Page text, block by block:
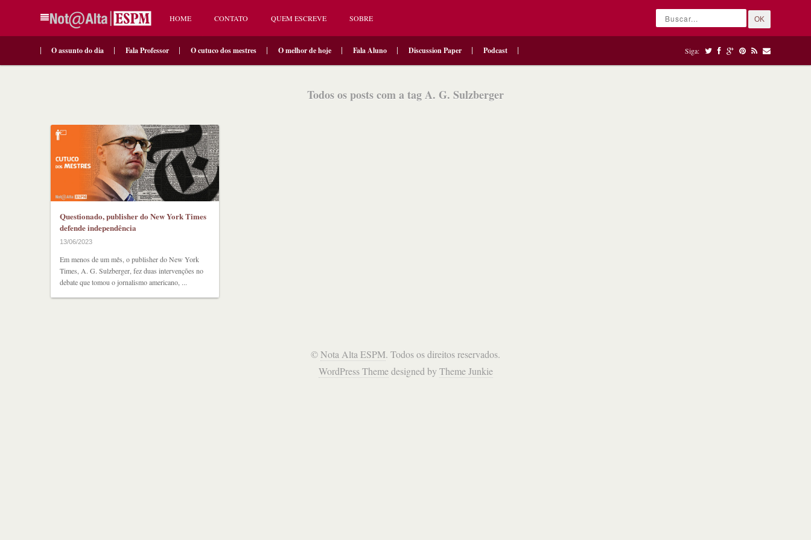
HOME CONTATO QUEM ESCREVE SOBRE OK
O assunto do dia Fala Professor O cutuco dos mestres O melhor de hoje Fala Aluno Discussion Paper Podcast Siga:
Todos os posts com a tag A. G. Sulzberger
Questionado, publisher do New York Times
defende independência
13/06/2023
Em menos de um mês, o publisher do New York
Times, A. G. Sulzberger, fez duas intervenções no
debate que tomou o jornalismo americano, ...
©Nota Alta ESPM. Todos os direitos reservados.
WordPress Themedesigned by Theme Junkie